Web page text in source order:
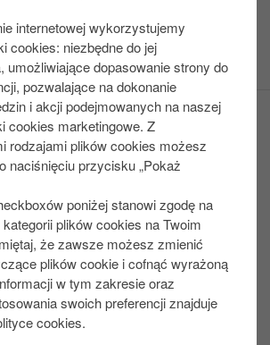
internetowej wykorzystujemy
cookies: niezbędne do jej
umożliwiające dopasowanie strony do
pozwalające na dokonanie
i akcji podejmowanych na naszej
cookies marketingowe. Z
rodzajami plików cookies możesz
naciśnięciu przycisku „Pokaż
poniżej stanowi zgodę na
plików cookies na Twoim
że zawsze możesz zmienić
plików cookie i cofnąć wyrażoną
w tym zakresie oraz
swoich preferencji znajduje
cookies.
Play
Opening hours
Otwarte 24/7
Otwarte 24/7
Otwarte 24/7
Otwarte 24/7
Otwarte 24/7